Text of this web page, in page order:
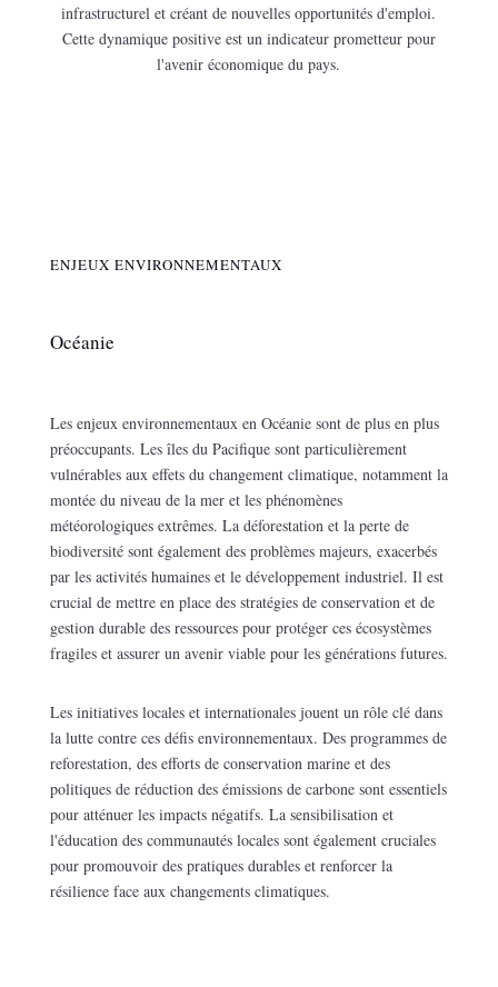
infrastructurel et créant de nouvelles opportunités d'emploi.
Cette dynamique positive est un indicateur prometteur pour
l'avenir économique du pays.
ENJEUX ENVIRONNEMENTAUX
Océanie
Les enjeux environnementaux en Océanie sont de plus en plus
préoccupants. Les îles du Pacifique sont particulièrement
vulnérables aux effets du changement climatique, notamment la
montée du niveau de la mer et les phénomènes
météorologiques extrêmes. La déforestation et la perte de
biodiversité sont également des problèmes majeurs, exacerbés
par les activités humaines et le développement industriel. Il est
crucial de mettre en place des stratégies de conservation et de
gestion durable des ressources pour protéger ces écosystèmes
fragiles et assurer un avenir viable pour les générations futures.
Les initiatives locales et internationales jouent un rôle clé dans
la lutte contre ces défis environnementaux. Des programmes de
reforestation, des efforts de conservation marine et des
politiques de réduction des émissions de carbone sont essentiels
pour atténuer les impacts négatifs. La sensibilisation et
l'éducation des communautés locales sont également cruciales
pour promouvoir des pratiques durables et renforcer la
résilience face aux changements climatiques.